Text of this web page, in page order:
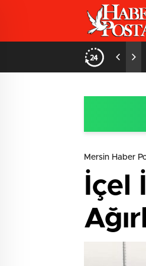
Mersin Haber
İçel